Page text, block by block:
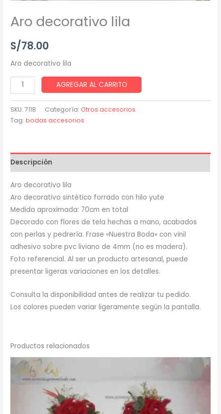
Aro decorativo lila
S/78.00
Aro decorativo lila
AGREGAR AL CARRITO
SKU:7118 Categoría: Otros accesorios
Tag:bodas accesorios
Descripción
Aro decorativo lila
Aro decorativo sintético forrado con hilo yute
Medida aproximada: 70cm en total
Decorado con flores de tela hechas a mano, acabados
con perlas y pedrería. Frase «Nuestra Boda» con vinil
adhesivo sobre pvc liviano de 4mm (no es madera).
Foto referencial. Al ser un producto artesanal, puede
presentar ligeras variaciones en los detalles.
Consulta la disponibilidad antes de realizar tu pedido.
Los colores pueden variar ligeramente según la pantalla.
Productos relacionados